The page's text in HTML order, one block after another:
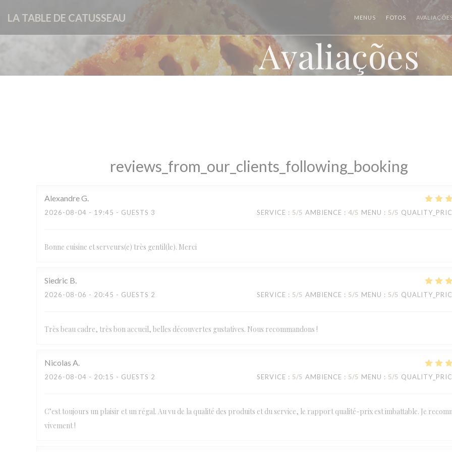
LA TABLE DE CATUSSEAU MENUS FOTOS
Avaliações
reviews_from_our_clients_following_booking
AlexandreG
2026-08-04 - 19:45 - GUESTS 3 SERVICE : 5/5 AMBIENCE : 4/5 MENU : 5/5
Bonne cuisine et serveurs(e) très gentil(le). Merci
Siedric B
2026-08-06 - 20:45 - GUESTS 2 SERVICE : 5/5 AMBIENCE : 5/5 MENU : 5/5
Très beau cadre, très bon accueil, belles découvertes gustatives. Nous recommandons !
Nicolas A
2026-08-04 - 20:15 - GUESTS 2 SERVICE : 5/5 AMBIENCE : 5/5 MENU : 5/5
C’est toujours un plaisir et un régal. Au vu de la qualité des produits et du service, le rapport qualité-prix est imbattable. Je
vivement !